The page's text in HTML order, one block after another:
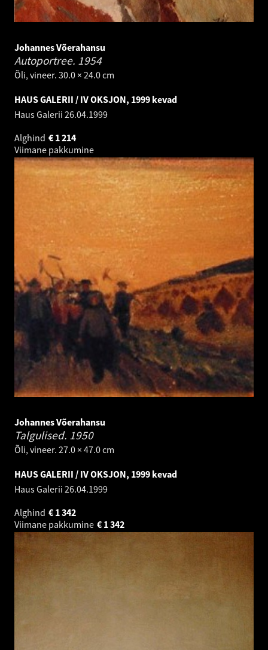
Johannes Võerahansu
Autoportree. 1954
Õli, vineer. 30.0 × 24.0 cm
HAUS GALERII / IV OKSJON, 1999 kevad
Haus Galerii 26.04.1999
Alghind
1 214
€
Viimane pakkumine
Johannes Võerahansu
Talgulised. 1950
Õli, vineer. 27.0 × 47.0 cm
HAUS GALERII / IV OKSJON, 1999 kevad
Haus Galerii 26.04.1999
Alghind
1 342
€
Viimane pakkumine
1 342
€